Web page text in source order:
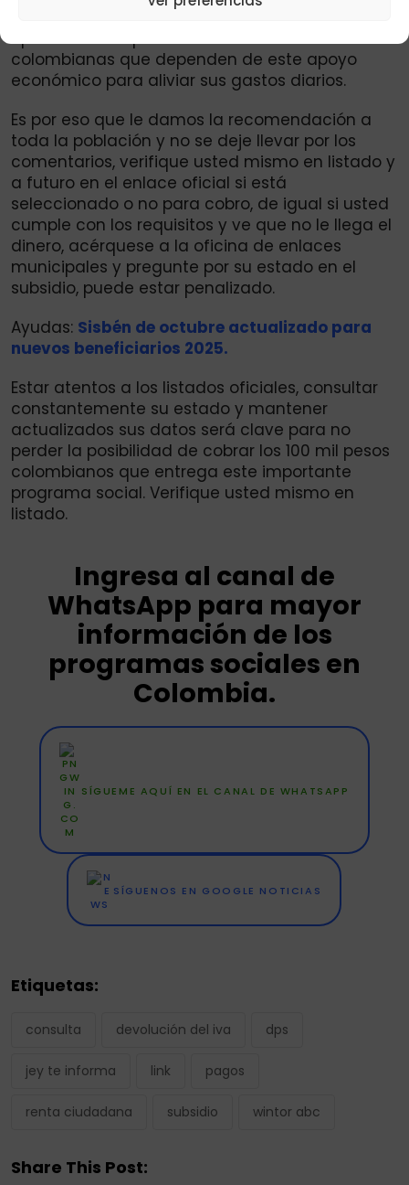
colombianas que dependen de este apoyo
económico para aliviar sus gastos diarios.
Es por eso que le damos la recomendación a
toda la población y no se deje llevar por los
comentarios, verifique usted mismo en listado y
a futuro en el enlace oficial si está
seleccionado o no para cobro, de igual si usted
cumple con los requisitos y ve que no le llega el
dinero, acérquese a la oficina de enlaces
municipales y pregunte por su estado en el
subsidio, puede estar penalizado.
Ayudas: Sisbén de octubre actualizado para
nuevos beneficiarios 2025.
Estar atentos a los listados oficiales, consultar
constantemente su estado y mantener
actualizados sus datos será clave para no
perder la posibilidad de cobrar los 100 mil pesos
colombianos que entrega este importante
programa social. Verifique usted mismo en
listado.
Ingresa al canal de
WhatsApp para mayor
información de los
programas sociales en
Colombia.
SÍGUEME AQUÍ EN EL CANAL DE WHATSAPP
SÍGUENOS EN GOOGLE NOTICIAS
Etiquetas:
consulta devolución del iva dps
jey te informa link pagos
renta ciudadana subsidio wintor abc
Share This Post: